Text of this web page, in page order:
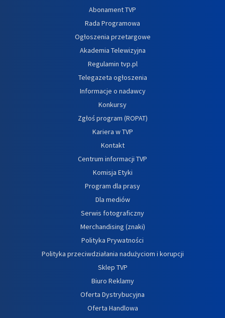
Abonament TVP
Rada Programowa
Ogłoszenia przetargowe
Akademia Telewizyjna
Regulamin tvp.pl
Telegazeta ogłoszenia
Informacje o nadawcy
Konkursy
Zgłoś program (ROPAT)
Kariera w TVP
Kontakt
Centrum informacji TVP
Komisja Etyki
Program dla prasy
Dla mediów
Serwis fotograficzny
Merchandising (znaki)
Polityka Prywatności
Polityka przeciwdziałania nadużyciom i korupcji
Sklep TVP
Biuro Reklamy
Oferta Dystrybucyjna
Oferta Handlowa